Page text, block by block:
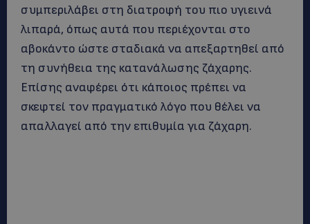
συμπεριλάβει στη διατροφή του πιο υγιεινά
λιπαρά, όπως αυτά που περιέχονται στο
αβοκάντο ώστε σταδιακά να απεξαρτηθεί από
τη συνήθεια της κατανάλωσης ζάχαρης.
Επίσης αναφέρει ότι κάποιος πρέπει να
σκεφτεί τον πραγματικό λόγο που θέλει να
απαλλαγεί από την επιθυμία για ζάχαρη.